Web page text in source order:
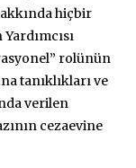
hiçbir
rolünün
tanıklıkları ve
verilen
cezaevine